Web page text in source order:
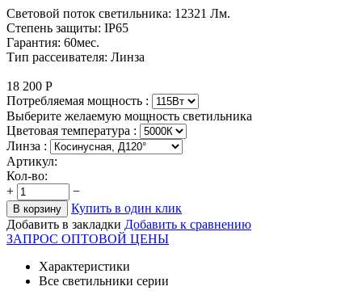
Световой поток светильника: 12321 Лм.
Степень защиты: IP65
Гарантия: 60мес.
Тип рассеивателя: Линза
18 200 Р
Потребляемая мощность :
Выберите желаемую мощность светильника
Цветовая температура :
Линза :
Артикул:
Кол-во:
+
−
В корзину
Купить в один клик
Добавить в закладки Добавить к сравнению
ЗАПРОС ОПТОВОЙ ЦЕНЫ
Характеристики
Все светильники серии